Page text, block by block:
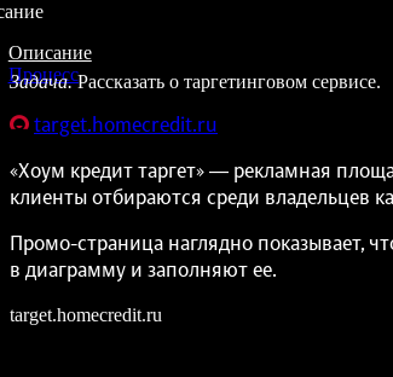
Описание
Процесс
Задача.Рассказать о таргетинговом сервисе.
target.homecredit.ru
«Хоум кредит таргет» — рекламная
клиенты отбираются среди владельцев
Промо-страница наглядно показывает,
в диаграмму и заполняют ее.
target.homecredit.ru